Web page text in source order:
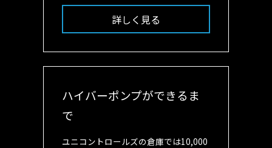
詳しく見る
ハイバーポンプができるま
で
ユニコントロールズの倉庫では10,000